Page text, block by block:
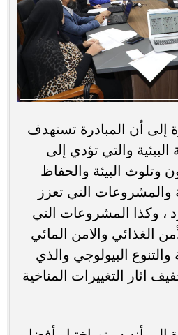
إلى أن المبادرة تستهدف
البيئية والتي تؤدي إلى
وتلوث البيئة والحفاظ
والمشروعات التي تعزز
، وكذا المشروعات التي
الغذائي والامن المائي
البيولوجي والذي
اثار التغييرات المناخية